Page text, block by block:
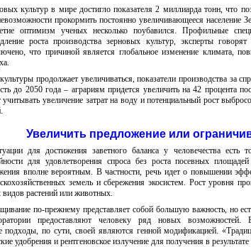
культур в мире достигло показателя 2 миллиарда тонн, что
прокормить постоянно увеличивающееся население
оптимизм ученых несколько поубавился. Профильные
роста производства зерновых культур, эксперты
что причиной является глобальное изменение климата,
продолжает увеличиваться, показатели производства за
до 2050 года – аграриям придется увеличить на 42 процента
учитывать увеличение затрат на воду и потенциальный рост
Увеличить предложение или
для достижения заветного баланса у человечества есть
для удовлетворения спроса без роста посевных
вполне вероятным. В частности, речь идет о повышении
земель и сбережения экосистем. Рост уровня
растений или животных.
по-прежнему представляет собой большую важность, но
предоставляют человеку ряд новых возможностей.
подходы, по сути, своей являются генной модификацией.
удобрения и рентгеновское излучение для получения в